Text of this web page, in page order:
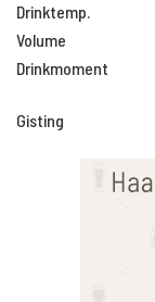
Drinktemp.
Volume
Drinkmoment
Gisting